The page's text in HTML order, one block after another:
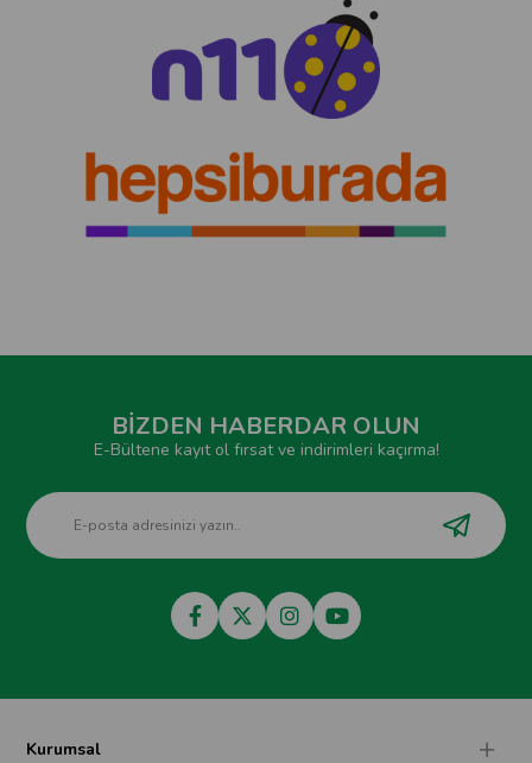
BİZDEN HABERDAR OLUN
E-Bültene kayıt ol fırsat ve indirimleri kaçırma!
Kurumsal